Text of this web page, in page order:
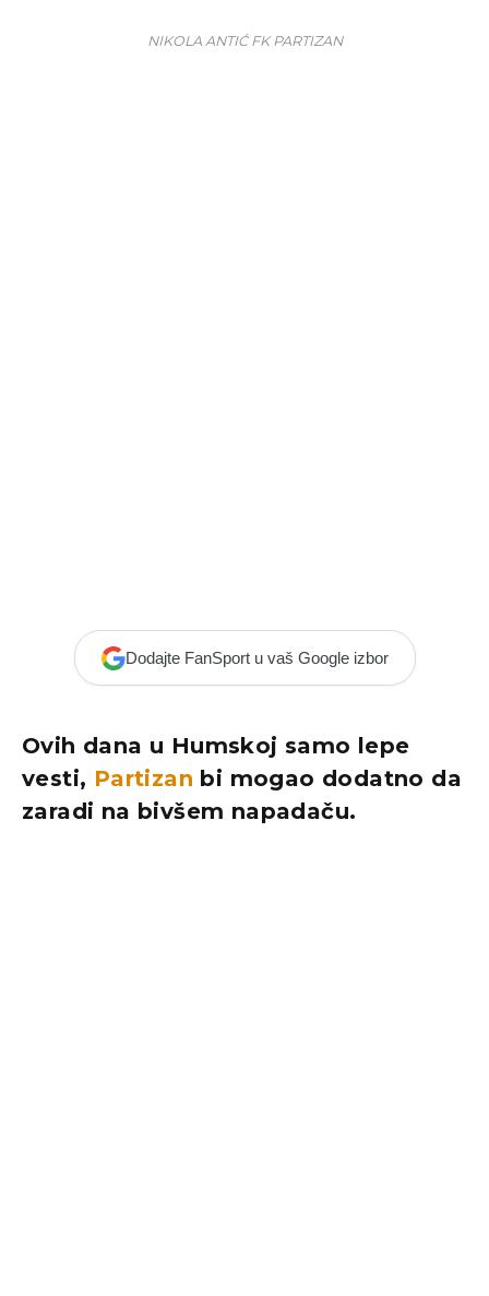
NIKOLA ANTIĆ FK PARTIZAN
Dodajte FanSport u vaš Google izbor
Ovih dana u Humskoj samo lepe
vesti, Partizan bi mogao dodatno da
zaradi na bivšem napadaču.